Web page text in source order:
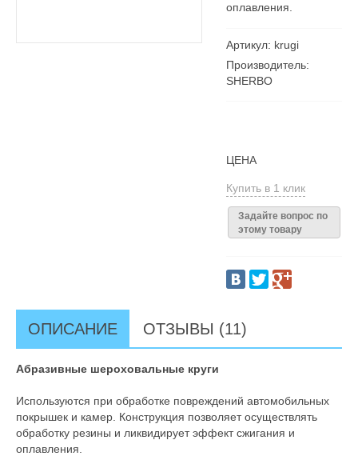
оплавления.
Артикул: krugi
Производитель:
SHERBO
ЦЕНА
Купить в 1 клик
Задайте вопрос по
этому товару
ОПИСАНИЕ ОТЗЫВЫ (11)
Абразивные шероховальные круги
Используются при обработке повреждений автомобильных
покрышек и камер. Конструкция позволяет осуществлять
обработку резины и ликвидирует эффект сжигания и
оплавления.